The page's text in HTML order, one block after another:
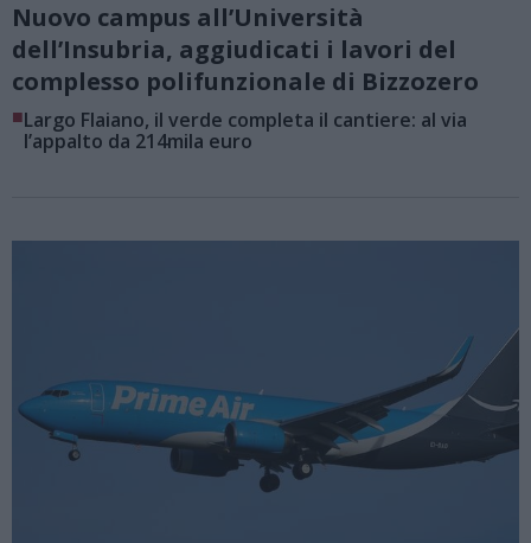
Nuovo campus all’Università
dell’Insubria, aggiudicati i lavori del
complesso polifunzionale di Bizzozero
■Largo Flaiano, il verde completa il cantiere: al via
l’appalto da 214mila euro